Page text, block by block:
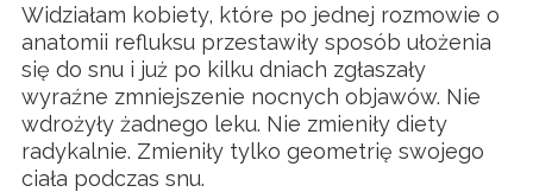
Widziałam kobiety, które po jednej rozmowie o
anatomii refluksu przestawiły sposób ułożenia
się do snu i już po kilku dniach zgłaszały
wyraźne zmniejszenie nocnych objawów. Nie
wdrożyły żadnego leku. Nie zmieniły diety
radykalnie. Zmieniły tylko geometrię swojego
ciała podczas snu.